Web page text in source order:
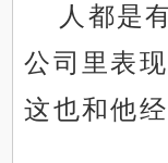
人都是
公司里表
这也和他